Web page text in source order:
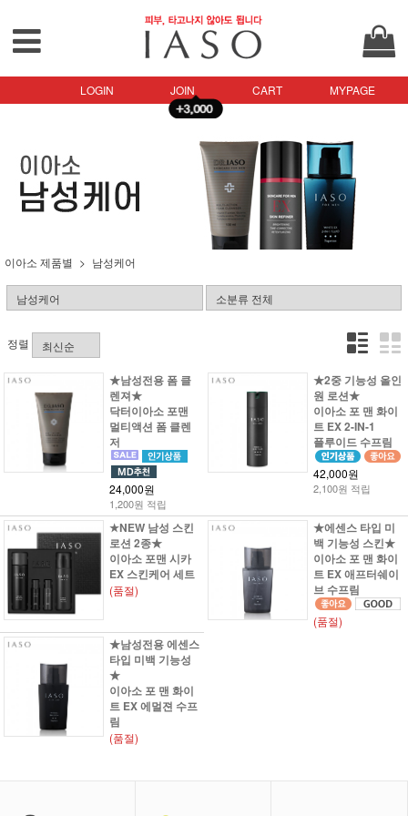
LOGIN JOIN CART MYPAGE
이아소 제품별 남성케어
정렬
★남성전용 폼 클
렌져★
닥터이아소 포맨
멀티액션 폼 클렌
저
24,000원
1,200원 적립
★2중 기능성 올인
원 로션★
이아소 포 맨 화이
트 EX 2-IN-1
플루이드 수프림
42,000원
2,100원 적립
★NEW 남성 스킨
로션 2종★
이아소 포맨 시카
EX 스킨케어 세트
(품절)
★에센스 타입 미
백 기능성 스킨★
이아소 포 맨 화이
트 EX 애프터쉐이
브 수프림
(품절)
★남성전용 에센스
타입 미백 기능성
★
이아소 포 맨 화이
트 EX 에멀젼 수프
림
(품절)